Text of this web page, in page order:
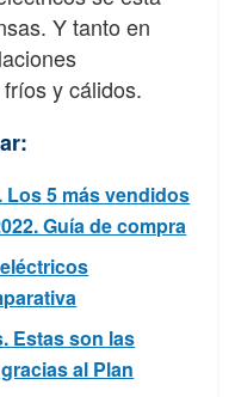
Y tanto en
y cálidos.
5 más vendidos
Guía de compra
Estas son las
al Plan